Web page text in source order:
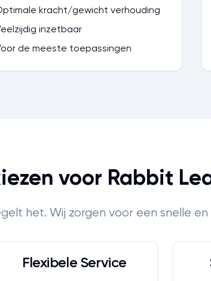
kracht/gewicht verhouding
inzetbaar
de meeste toepassingen
voor Rabbit
het. Wij zorgen voor een snelle en
Flexibele Service